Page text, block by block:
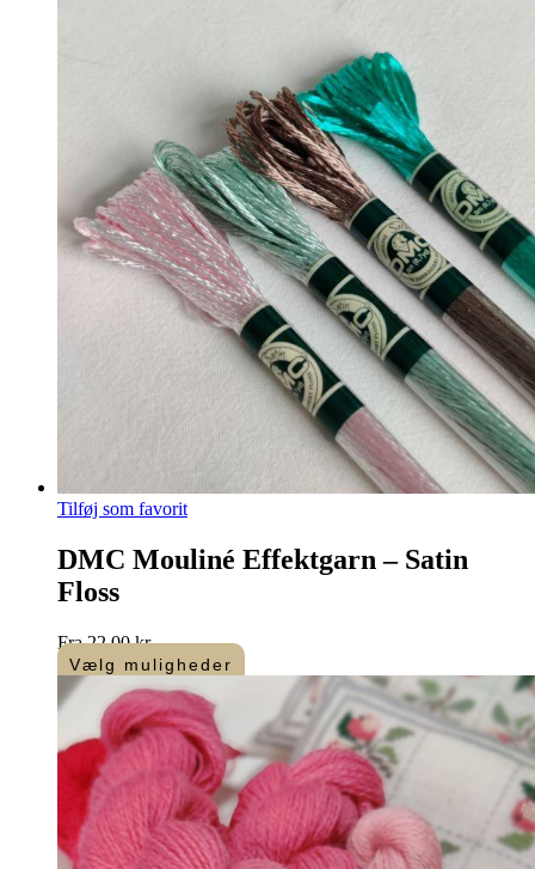
Tilføj som favorit
DMC Mouliné Effektgarn – Satin
Floss
Fra22,00kr.
Vælg muligheder
Dette
vare
flere
varianter.
Mulighederne
vælges
på